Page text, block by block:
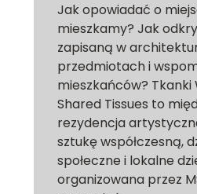
Jak opowiadać o
mieszkamy? Jak
zapisaną w
przedmiotach i
mieszkańców? Tkanki
Shared Tissues to
rezydencja
sztukę współczesną,
społeczne i lokalne
organizowana przez